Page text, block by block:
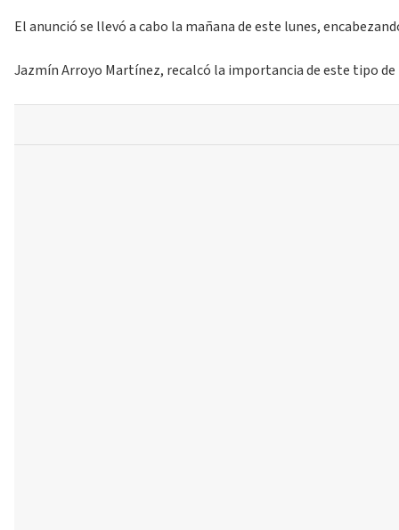
El anunció se llevó a cabo la mañana de este lunes,
Jazmín Arroyo Martínez, recalcó la importancia de este tipo